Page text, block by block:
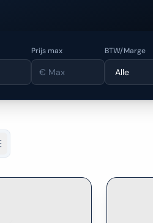
Prijs max BTW/Marge